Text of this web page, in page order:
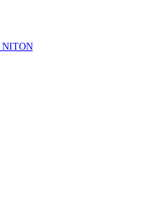
шариков (по диаметру)
роликов
ванны
системы
системы